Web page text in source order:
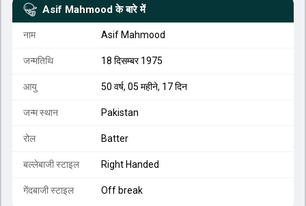
Asif Mahmood के बारे में
नाम Asif Mahmood
जन्मतिथि 18 दिसम्बर 1975
आयु 50 वर्ष, 05 महीने, 17 दिन
जन्म स्थान Pakistan
रोल Batter
बल्लेबाजी स्टाइल Right Handed
गेंदबाजी स्टाइल Off break